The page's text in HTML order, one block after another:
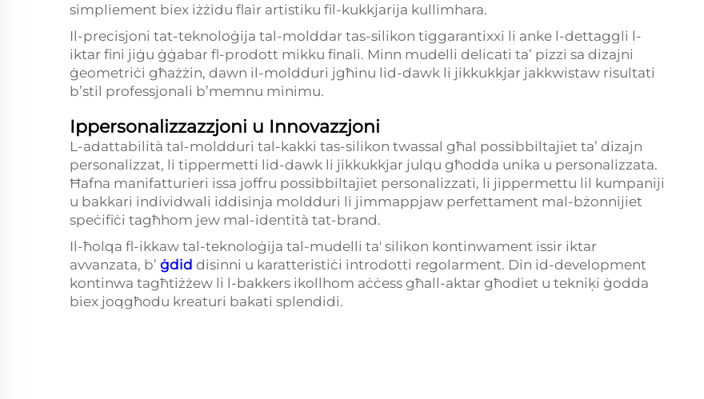
simpliement biex iżżidu flair artistiku fil-kukkjarija kullimhara.
Il-precisjoni tat-teknoloġija tal-molddar tas-silikon tiggarantixxi li anke l-dettaggli l-
iktar fini jiġu ġġabar fl-prodott mikku finali. Minn mudelli delicati ta’ pizzi sa dizajni
ġeometriċi għażżin, dawn il-moldduri jgħinu lid-dawk li jikkukkjar jakkwistaw risultati
b’stil professjonali b’memnu minimu.
Ippersonalizzazzjoni u Innovazzjoni
L-adattabilità tal-moldduri tal-kakki tas-silikon twassal għal possibbiltajiet ta’ dizajn
personalizzat, li tippermetti lid-dawk li jikkukkjar julqu għodda unika u personalizzata.
Ħafna manifatturieri issa joffru possibbiltajiet personalizzati, li jippermettu lil kumpaniji
u bakkari individwali iddisinja moldduri li jimmappjaw perfettament mal-bżonnijiet
speċifiċi tagħhom jew mal-identità tat-brand.
Il-ħolqa fl-ikkaw tal-teknoloġija tal-mudelli ta' silikon kontinwament issir iktar
avvanzata, b’ ġdid disinni u karatteristiċi introdotti regolarment. Din id-development
kontinwa tagħtiżżew li l-bakkers ikollhom aċċess għall-aktar għodiet u tekniķi ġodda
biex joqgħodu kreaturi bakati splendidi.